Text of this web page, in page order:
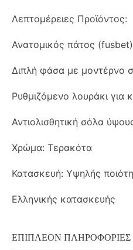
Λεπτομέρειες Προϊόντος:
Ανατομικός πάτος
Διπλή φάσα με μοντέρνο
Ρυθμιζόμενο λουράκι για
Αντιολισθητική σόλα
Χρώμα: Τερακότα
Κατασκευή: Υψηλής
Ελληνικής κατασκευής
ΕΠΙΠΛΈΟΝ ΠΛΗΡΟΦΟΡΊΕΣ